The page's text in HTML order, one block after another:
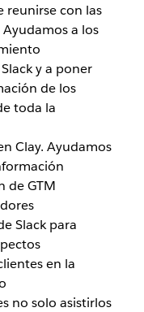
reunirse con las
a los
y a poner
de los
toda la
Clay. Ayudamos
de GTM
Slack para
en la
no solo asistirlos